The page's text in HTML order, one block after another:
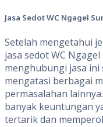
Jasa Sedot WC Ngagel
Setelah mengetahui
jasa sedot WC
menghubungi jasa
mengatasi berbagai
permasalahan
banyak keuntungan
tertarik dan